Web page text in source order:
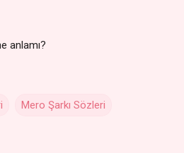
anlamı?
Mero Şarkı Sözleri